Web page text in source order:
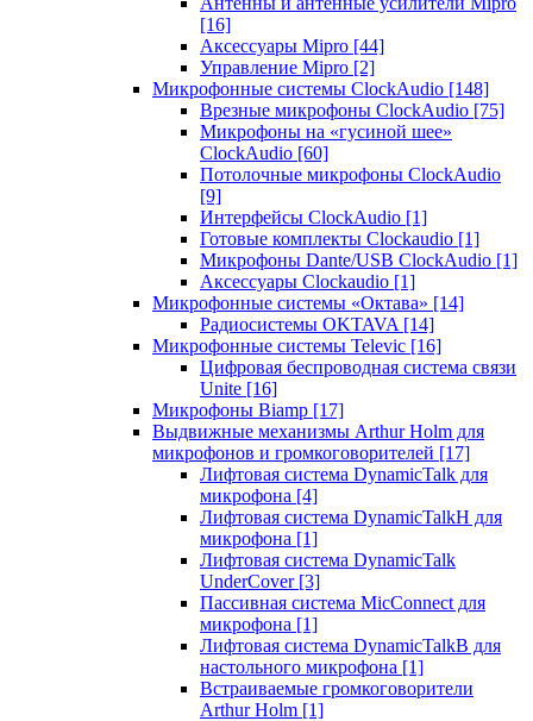
[16]
Аксессуары Mipro [44]
Управление Mipro [2]
Микрофонные системы ClockAudio [148]
Врезные микрофоны ClockAudio [75]
Микрофоны на «гусиной шее»
ClockAudio [60]
Потолочные микрофоны ClockAudio
[9]
Интерфейсы ClockAudio [1]
Готовые комплекты Clockaudio [1]
Микрофоны Dante/USB ClockAudio [1]
Аксессуары Clockaudio [1]
Микрофонные системы «Октава» [14]
Радиосистемы OKTAVA [14]
Микрофонные системы Televic [16]
Цифровая беспроводная система связи
Unite [16]
Микрофоны Biamp [17]
Выдвижные механизмы Arthur Holm для
микрофонов и громкоговорителей [17]
Лифтовая система DynamicTalk для
микрофона [4]
Лифтовая система DynamicTalkH для
микрофона [1]
Лифтовая система DynamicTalk
UnderCover [3]
Пассивная система MicConnect для
микрофона [1]
Лифтовая система DynamicTalkB для
настольного микрофона [1]
Встраиваемые громкоговорители
Arthur Holm [1]